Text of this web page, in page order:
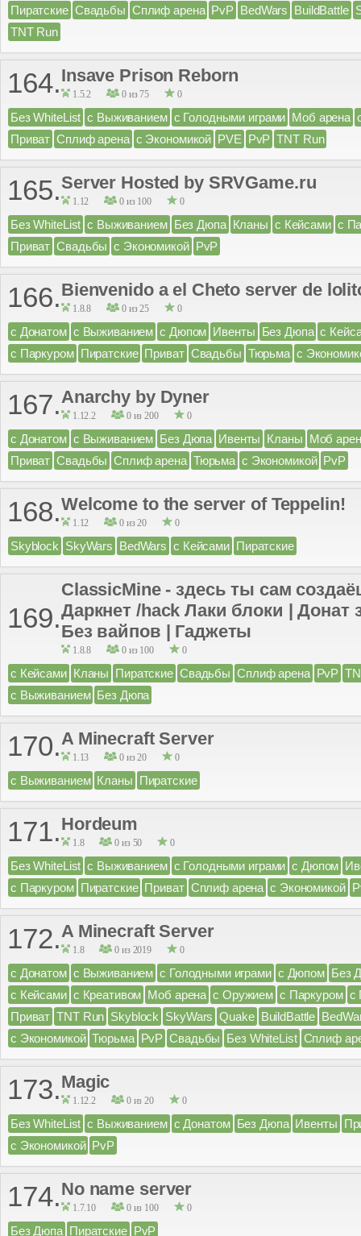
Пиратские Свадьбы Сплиф арена PvP BedWars BuildBattle
TNT Run
164.Insave Prison Reborn
1.5.2 0 из 75 0
Без WhiteList с Выживанием с Голодными играми Моб арена
Приват Сплиф арена с Экономикой PVE PvP TNT Run
165.Server Hosted by SRVGame.ru
1.12 0 из 100 0
Без WhiteList с Выживанием Без Дюпа Кланы с Кейсами с
Приват Свадьбы с Экономикой PvP
166.Bienvenido a el Cheto server de
1.8.8 0 из 25 0
с Донатом с Выживанием с Дюпом Ивенты Без Дюпа с
с Паркуром Пиратские Приват Свадьбы Тюрьма с
167.Anarchy by Dyner
1.12.2 0 из 200 0
с Донатом с Выживанием Без Дюпа Ивенты Кланы Моб
Приват Свадьбы Сплиф арена Тюрьма с Экономикой PvP
168.Welcome to the server of Teppelin!
1.12 0 из 20 0
Skyblock SkyWars BedWars с Кейсами Пиратские
169.
ClassicMine - здесь ты сам
Даркнет /hack Лаки блоки | Донат
Без вайпов | Гаджеты
1.8.8 0 из 100 0
с Кейсами Кланы Пиратские Свадьбы Сплиф арена PvP
с Выживанием Без Дюпа
170.A Minecraft Server
1.13 0 из 20 0
с Выживанием Кланы Пиратские
171.Hordeum
1.8 0 из 50 0
Без WhiteList с Выживанием с Голодными играми с Дюпом
с Паркуром Пиратские Приват Сплиф арена с Экономикой
172.A Minecraft Server
1.8 0 из 2019 0
с Донатом с Выживанием с Голодными играми с Дюпом Без
с Кейсами с Креативом Моб арена с Оружием с Паркуром с
Приват TNT Run Skyblock SkyWars Quake BuildBattle
с Экономикой Тюрьма PvP Свадьбы Без WhiteList Сплиф
173.Magic
1.12.2 0 из 20 0
Без WhiteList с Выживанием с Донатом Без Дюпа Ивенты
с Экономикой PvP
174.No name server
1.7.10 0 из 100 0
Без Дюпа Пиратские PvP